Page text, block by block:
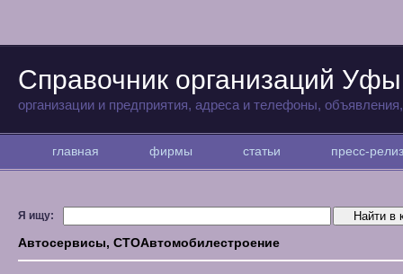
Справочник организаций Уфы
организации и предприятия, адреса и телефоны,
главная фирмы статьи пресс-
Я ищу:
Автосервисы, СТОАвтомобилестроение